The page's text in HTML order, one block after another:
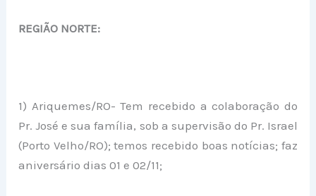
REGIÃO NORTE:
1) Ariquemes/RO- Tem recebido a colaboração do
Pr. José e sua família, sob a supervisão do Pr. Israel
(Porto Velho/RO); temos recebido boas notícias; faz
aniversário dias 01 e 02/11;